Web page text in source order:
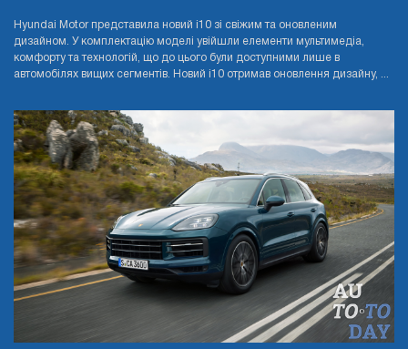
Hyundai Motor представила новий i10 зі свіжим та оновленим
дизайном. У комплектацію моделі увійшли елементи мультимедіа,
комфорту та технологій, що до цього були доступними лише в
автомобілях вищих сегментів. Новий i10 отримав оновлення дизайну, ...